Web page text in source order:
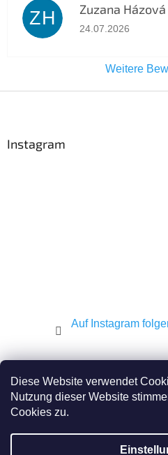
Diese Website verwendet
Nutzung dieser Website
Cookies zu.
ZH Zuzana Házová
Die Shop-
24.07.2026
Weitere
Instagram
Auf Instagram
Erstellt